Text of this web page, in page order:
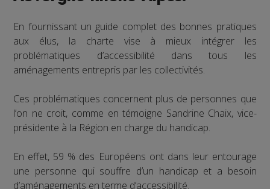
En fournissant un guide complet des bonnes pratiques
aux élus, la charte vise à mieux intégrer les
problématiques d’accessibilité dans tous les
aménagements entrepris par les collectivités.
Ces problématiques concernent plus de personnes que
l’on ne croit, comme en témoigne Sandrine Chaix, vice-
présidente à la Région en charge du handicap.
En effet, 59 % des Européens ont dans leur entourage
une personne qui souffre d’un handicap et a besoin
d’aménagements en terme d’accessibilité.